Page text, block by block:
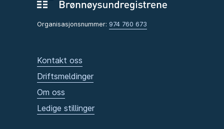
Organisasjonsnummer: 974 760 673
Kontakt oss
Driftsmeldinger
Om oss
Ledige stillinger